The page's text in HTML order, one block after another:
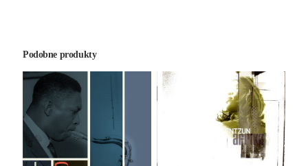
Podobne produkty